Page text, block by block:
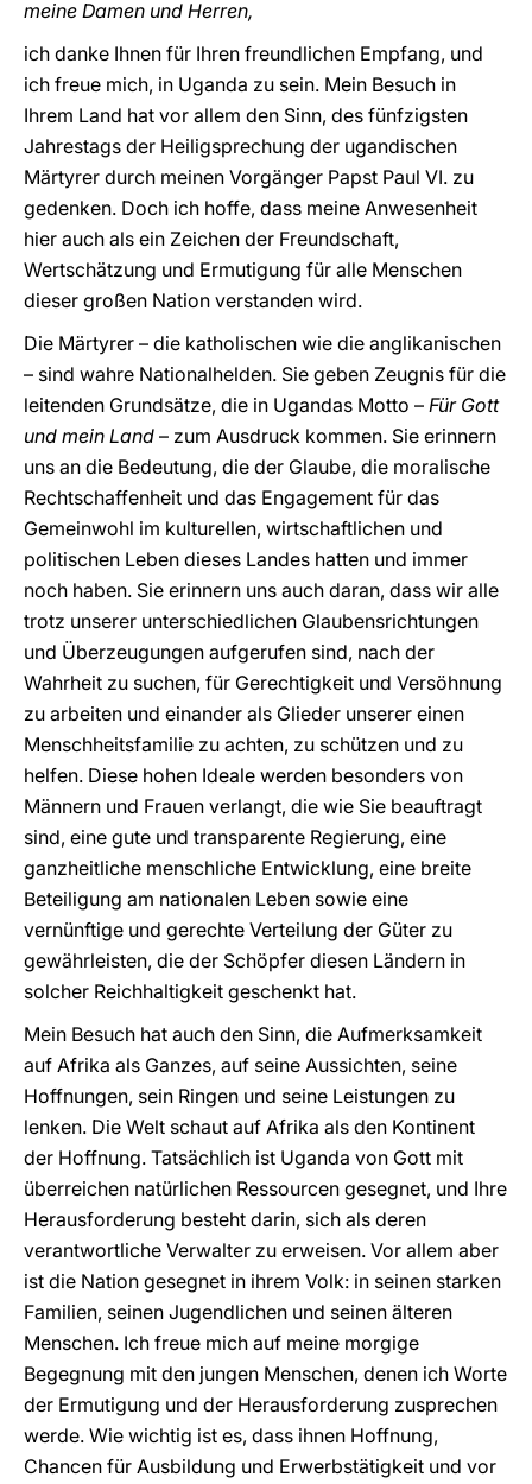
meine Damen und Herren,
ich danke Ihnen für Ihren freundlichen Empfang, und
ich freue mich, in Uganda zu sein. Mein Besuch in
Ihrem Land hat vor allem den Sinn, des fünfzigsten
Jahrestags der Heiligsprechung der ugandischen
Märtyrer durch meinen Vorgänger Papst Paul VI. zu
gedenken. Doch ich hoffe, dass meine Anwesenheit
hier auch als ein Zeichen der Freundschaft,
Wertschätzung und Ermutigung für alle Menschen
dieser großen Nation verstanden wird.
Die Märtyrer – die katholischen wie die anglikanischen
– sind wahre Nationalhelden. Sie geben Zeugnis für die
leitenden Grundsätze, die in Ugandas Motto – Für Gott
und mein Land – zum Ausdruck kommen. Sie erinnern
uns an die Bedeutung, die der Glaube, die moralische
Rechtschaffenheit und das Engagement für das
Gemeinwohl im kulturellen, wirtschaftlichen und
politischen Leben dieses Landes hatten und immer
noch haben. Sie erinnern uns auch daran, dass wir alle
trotz unserer unterschiedlichen Glaubensrichtungen
und Überzeugungen aufgerufen sind, nach der
Wahrheit zu suchen, für Gerechtigkeit und Versöhnung
zu arbeiten und einander als Glieder unserer einen
Menschheitsfamilie zu achten, zu schützen und zu
helfen. Diese hohen Ideale werden besonders von
Männern und Frauen verlangt, die wie Sie beauftragt
sind, eine gute und transparente Regierung, eine
ganzheitliche menschliche Entwicklung, eine breite
Beteiligung am nationalen Leben sowie eine
vernünftige und gerechte Verteilung der Güter zu
gewährleisten, die der Schöpfer diesen Ländern in
solcher Reichhaltigkeit geschenkt hat.
Mein Besuch hat auch den Sinn, die Aufmerksamkeit
auf Afrika als Ganzes, auf seine Aussichten, seine
Hoffnungen, sein Ringen und seine Leistungen zu
lenken. Die Welt schaut auf Afrika als den Kontinent
der Hoffnung. Tatsächlich ist Uganda von Gott mit
überreichen natürlichen Ressourcen gesegnet, und Ihre
Herausforderung besteht darin, sich als deren
verantwortliche Verwalter zu erweisen. Vor allem aber
ist die Nation gesegnet in ihrem Volk: in seinen starken
Familien, seinen Jugendlichen und seinen älteren
Menschen. Ich freue mich auf meine morgige
Begegnung mit den jungen Menschen, denen ich Worte
der Ermutigung und der Herausforderung zusprechen
werde. Wie wichtig ist es, dass ihnen Hoffnung,
Chancen für Ausbildung und Erwerbstätigkeit und vor